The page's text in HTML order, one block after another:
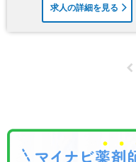
求人の詳細を見る